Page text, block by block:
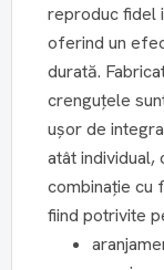
reproduc fidel
oferind un
durată.
crenguțele
ușor de
atât individual,
combinație cu
fiind potrivite